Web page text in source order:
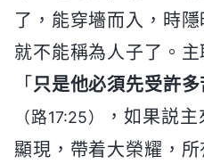
了，能穿墻而入，時
就不能稱為人子了。
「 只是他必須先受許
（路17:25）
，如果説
顯現，帶着大榮耀，